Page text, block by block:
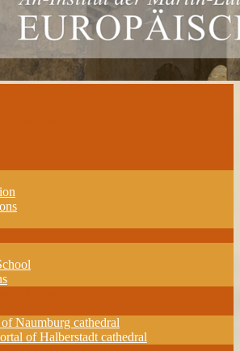
Naumburg cathedral
of Halberstadt cathedral